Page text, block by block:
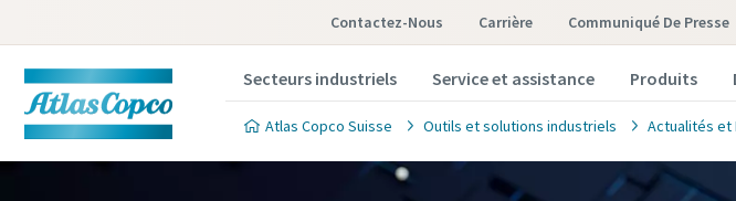
Contactez-Nous Carrière Communiqué De Presse
Secteurs industriels Service et assistance Produits
Atlas Copco Suisse Outils et solutions industriels Actualités et